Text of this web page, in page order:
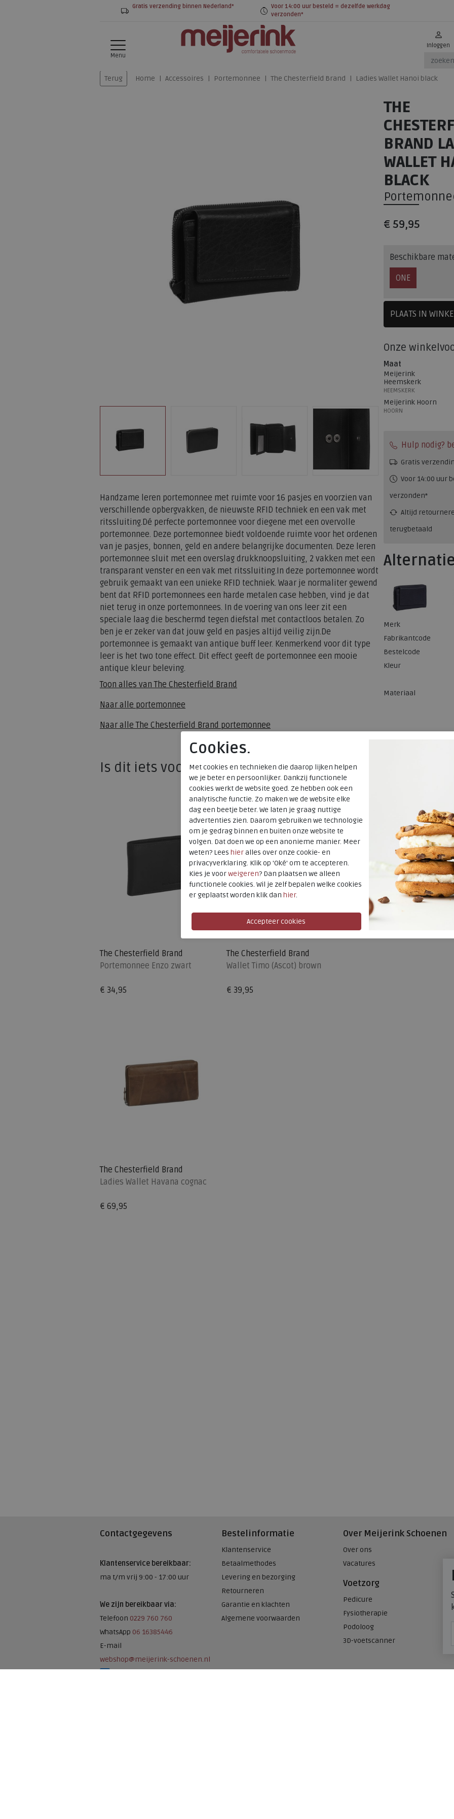
Gratis verzending binnen Nederland*
Voor 14:00 uur besteld = dezelfde werkdag
verzonden*
Menu
Inloggen
Terug Home Accessoires Portemonnee The Chesterfield Brand Ladies Wallet Hanoi black
Handzame leren portemonnee met ruimte voor 16 pasjes en voorzien van
verschillende opbergvakken, de nieuwste RFID techniek en een vak met
ritssluiting.Dé perfecte portemonnee voor diegene met een overvolle
portemonnee. Deze portemonnee biedt voldoende ruimte voor het ordenen
van je pasjes, bonnen, geld en andere belangrijke documenten. Deze leren
portemonnee sluit met een overslag drukknoopsluiting, 2 vakken met een
transparant venster en een vak met ritssluiting.In deze portemonnee wordt
gebruik gemaakt van een unieke RFID techniek. Waar je normaliter gewend
bent dat RFID portemonnees een harde metalen case hebben, vind je dat
niet terug in onze portemonnees. In de voering van ons leer zit een
speciale laag die beschermd tegen diefstal met contactloos betalen. Zo
ben je er zeker van dat jouw geld en pasjes altijd veilig zijn.De
portemonnee is gemaakt van antique buff leer. Kenmerkend voor dit type
leer is het two tone effect. Dit effect geeft de portemonnee een mooie
antique kleur beleving.
Toon alles vanThe Chesterfield Brand
Naar alle portemonnee
Naar alleThe Chesterfield Brand portemonnee
THE
BRAND
WALLET
BLACK
€ 59,95
Beschikbare
ONE
PLAATS IN
Onze
Maat
Meijerink
Heemskerk
HEEMSKERK
Meijerink Hoorn
HOORN
Hulp nodig?
Gratis
Voor 14:00 uur
verzonden*
Altijd
terugbetaald
Merk
Fabrikantcode
Bestelcode
Kleur
Materiaal
Is dit iets voor u?
The Chesterfield Brand
Portemonnee Enzo zwart
€ 34,95
The Chesterfield Brand
Wallet Timo (Ascot) brown
€ 39,95
The Chesterfield Brand
Ladies Wallet Havana cognac
€ 69,95
Contactgegevens
Klantenservice bereikbaar:
ma t/m vrij 9:00 - 17:00 uur
We zijn bereikbaar via:
Telefoon 0229 760 760
WhatsApp 06 16385446
E-mail
webshop@meijerink-schoenen.nl
Bestelinformatie
Klantenservice
Betaalmethodes
Levering en bezorging
Retourneren
Garantie en klachten
Algemene voorwaarden
Over Meijerink Schoenen
Over ons
Vacatures
Voetzorg
Pedicure
Fysiotherapie
Podoloog
3D-voetscanner
Cookies.
Met cookies en technieken die daarop lijken helpen
we je beter en persoonlijker. Dankzij functionele
cookies werkt de website goed. Ze hebben ook een
analytische functie. Zo maken we de website elke
dag een beetje beter. We laten je graag nuttige
advertenties zien. Daarom gebruiken we technologie
om je gedrag binnen en buiten onze website te
volgen. Dat doen we op een anonieme manier. Meer
weten? Lees hieralles over onze cookie- en
privacyverklaring. Klik op 'Oké' om te accepteren.
Kies je voorweigeren? Dan plaatsen we alleen
functionele cookies. Wil je zelf bepalen welke cookies
er geplaatst worden klik dan hier.